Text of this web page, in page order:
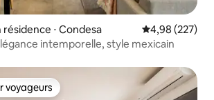
⋅ Condesa Évaluation
4,98 (227)
intemporelle, style mexicain
les plus appréciés
voyageurs